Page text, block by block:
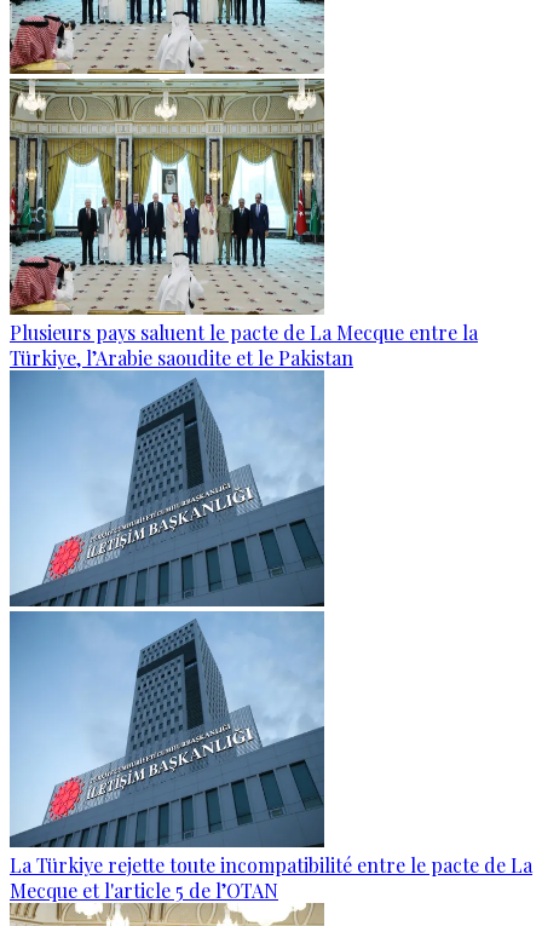
Plusieurs pays saluent le pacte de La Mecque entre la
Türkiye, l’Arabie saoudite et le Pakistan
La Türkiye rejette toute incompatibilité entre le pacte de La
Mecque et l'article 5 de l’OTAN